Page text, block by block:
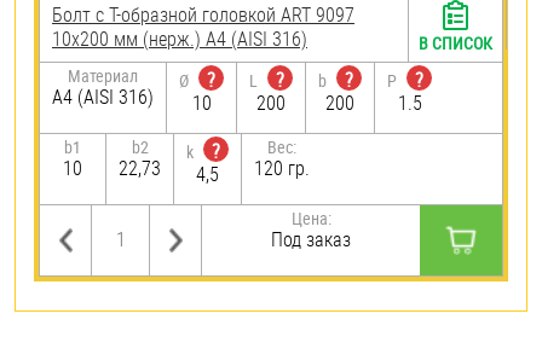
Болт с Т-образной головкой ART 9097
10х200 мм (нерж.) A4 (AISI 316)
Материал
A4 (AISI 316)
Ø
?
10
L
?
200
b
?
200
P
?
1.5
b1
10
b2
22,73
k
?
4,5
Вес:
120 гр.
Цена:
Под заказ
В СПИСОК